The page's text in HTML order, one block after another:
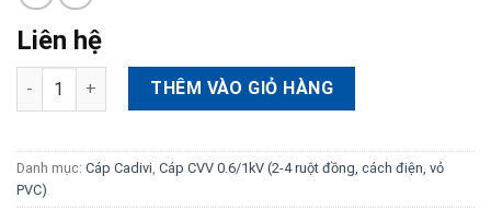
Liên hệ
Cáp điện Cadivi CVV-2x185mm2, 0.6/1kV số lượng
THÊM VÀO GIỎ HÀNG
Danh mục: Cáp Cadivi, Cáp CVV 0.6/1kV (2-4 ruột đồng, cách điện, vỏ
PVC)